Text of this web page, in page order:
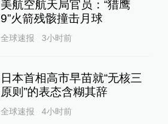
美航空航天局官员：“猎鹰
9”火箭残骸撞击月球
全球速报 3小时前
日本首相高市早苗就“无核三
原则”的表态含糊其辞
全球速报 4小时前